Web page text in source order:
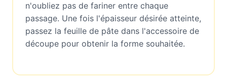
n'oubliez pas de fariner entre chaque
passage. Une fois l'épaisseur désirée atteinte,
passez la feuille de pâte dans l'accessoire de
découpe pour obtenir la forme souhaitée.